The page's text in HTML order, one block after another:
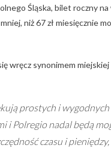
Śląska, bilet roczny
niż 67 zł miesięcznie
wręcz synonimem
prostych i
Polregio nadal będą
czasu i